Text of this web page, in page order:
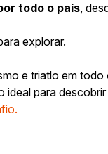
todo o país,
explorar.
e triatlo em todo
ideal para descobrir